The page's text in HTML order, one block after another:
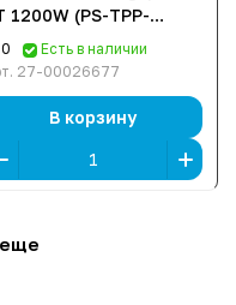
1200W (PS-TPP-
1) [1200 Вт,
PLUS Platinum, 6x
4 x 6+2 pin
2x 4+4 pin CPU,
0
Есть в наличии
27-00026677
В корзину
еще